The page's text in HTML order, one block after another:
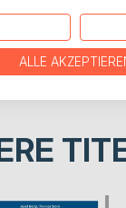
Allgemeines
Juristen,
ALLE